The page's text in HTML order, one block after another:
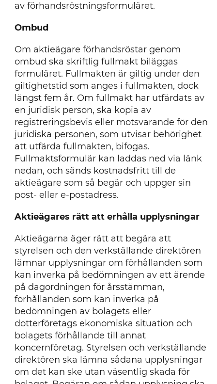
av förhandsröstningsformuläret.
Ombud
Om aktieägare förhandsröstar genom
ombud ska skriftlig fullmakt biläggas
formuläret. Fullmakten är giltig under den
giltighetstid som anges i fullmakten, dock
längst fem år. Om fullmakt har utfärdats av
en juridisk person, ska kopia av
registreringsbevis eller motsvarande för den
juridiska personen, som utvisar behörighet
att utfärda fullmakten, bifogas.
Fullmaktsformulär kan laddas ned via länk
nedan, och sänds kostnadsfritt till de
aktieägare som så begär och uppger sin
post- eller e-postadress.
Aktieägares rätt att erhålla upplysningar
Aktieägarna äger rätt att begära att
styrelsen och den verkställande direktören
lämnar upplysningar om förhållanden som
kan inverka på bedömningen av ett ärende
på dagordningen för årsstämman,
förhållanden som kan inverka på
bedömningen av bolagets eller
dotterföretags ekonomiska situation och
bolagets förhållande till annat
koncernföretag. Styrelsen och verkställande
direktören ska lämna sådana upplysningar
om det kan ske utan väsentlig skada för